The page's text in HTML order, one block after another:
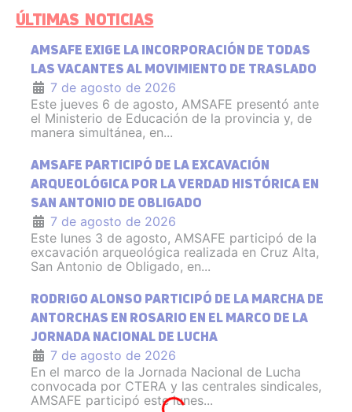
ÚLTIMAS NOTICIAS
AMSAFE EXIGE LA INCORPORACIÓN DE TODAS
LAS VACANTES AL MOVIMIENTO DE TRASLADO
7 de agosto de 2026
Este jueves 6 de agosto, AMSAFE presentó ante
el Ministerio de Educación de la provincia y, de
manera simultánea, en...
AMSAFE PARTICIPÓ DE LA EXCAVACIÓN
ARQUEOLÓGICA POR LA VERDAD HISTÓRICA EN
SAN ANTONIO DE OBLIGADO
7 de agosto de 2026
Este lunes 3 de agosto, AMSAFE participó de la
excavación arqueológica realizada en Cruz Alta,
San Antonio de Obligado, en...
RODRIGO ALONSO PARTICIPÓ DE LA MARCHA DE
ANTORCHAS EN ROSARIO EN EL MARCO DE LA
JORNADA NACIONAL DE LUCHA
7 de agosto de 2026
En el marco de la Jornada Nacional de Lucha
convocada por CTERA y las centrales sindicales,
AMSAFE participó este lunes...